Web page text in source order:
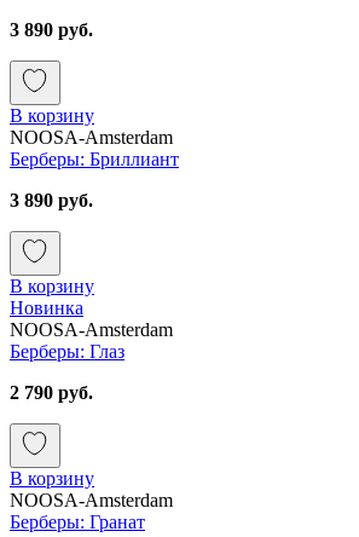
3 890 руб.
В корзину
NOOSA-Amsterdam
Берберы: Бриллиант
3 890 руб.
В корзину
Новинка
NOOSA-Amsterdam
Берберы: Глаз
2 790 руб.
В корзину
NOOSA-Amsterdam
Берберы: Гранат